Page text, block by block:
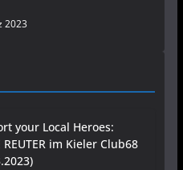
2023
your Local Heroes:
REUTER im Kieler Club68